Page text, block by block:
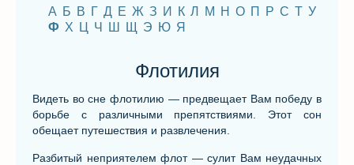
А Б В Г Д Е Ж З И К Л М Н О П Р С Т У
Ф Х Ц Ч Ш Щ Э Ю Я
Флотилия
Видеть во сне флотилию — предвещает Вам победу в
борьбе с различными препятствиями. Этот сон
обещает путешествия и развлечения.
Разбитый неприятелем флот — сулит Вам неудачных